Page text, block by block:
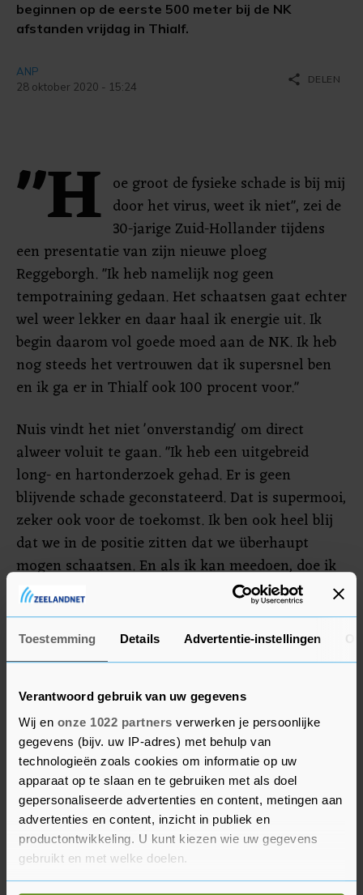
Toestemming Details Advertentie-instellingen
Verantwoord gebruik van uw gegevens
Wij en onze 1022 partners verwerken je persoonlijke
gegevens (bijv. uw IP-adres) met behulp van
technologieën zoals cookies om informatie op uw
apparaat op te slaan en te gebruiken met als doel
gepersonaliseerde advertenties en content, metingen aan
advertenties en content, inzicht in publiek en
productontwikkeling. U kunt kiezen wie uw gegevens
gebruikt en met welke doelen.
beginnen op de eerste 500 meter bij de NK
afstanden vrijdag in Thialf.
ANP
28 oktober 2020 - 15:24
share DELEN
"H oe groot de fysieke schade is bij mij
door het virus, weet ik niet", zei de
30-jarige Zuid-Hollander tijdens
een presentatie van zijn nieuwe ploeg
Reggeborgh. "Ik heb namelijk nog geen
tempotraining gedaan. Het schaatsen gaat echter
wel weer lekker en daar haal ik energie uit. Ik
begin daarom vol goede moed aan de NK. Ik heb
nog steeds het vertrouwen dat ik supersnel ben
en ik ga er in Thialf ook 100 procent voor."
Nuis vindt het niet 'onverstandig' om direct
alweer voluit te gaan. "Ik heb een uitgebreid
long- en hartonderzoek gehad. Er is geen
blijvende schade geconstateerd. Dat is supermooi,
zeker ook voor de toekomst. Ik ben ook heel blij
dat we in de positie zitten dat we überhaupt
mogen schaatsen. En als ik kan meedoen, doe ik
mee. Het zit niet in mijn natuur om dan aan de
kant te blijven. Ik bekijk het per afstand. Elke dag
is er een, en elke dag word ik beter. We gaan het
zien."